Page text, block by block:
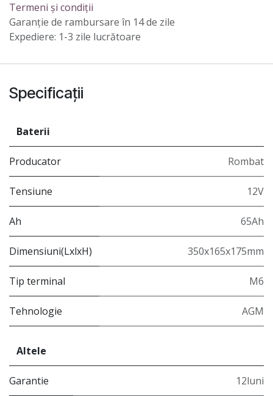
Termeni și condiții
Garanție de rambursare în 14 de zile
Expediere: 1-3 zile lucrătoare
Specificații
Baterii
Producator Rombat
Tensiune 12V
Ah 65Ah
Dimensiuni(LxlxH) 350x165x175mm
Tip terminal M6
Tehnologie AGM
Altele
Garantie 12luni